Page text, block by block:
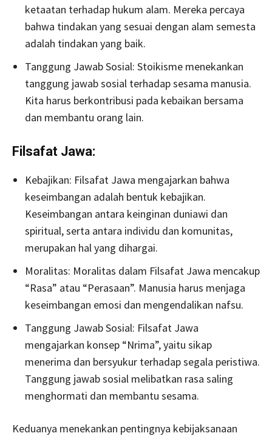
ketaatan terhadap hukum alam. Mereka percaya
bahwa tindakan yang sesuai dengan alam semesta
adalah tindakan yang baik.
Tanggung Jawab Sosial: Stoikisme menekankan
tanggung jawab sosial terhadap sesama manusia.
Kita harus berkontribusi pada kebaikan bersama
dan membantu orang lain.
Filsafat Jawa:
Kebajikan: Filsafat Jawa mengajarkan bahwa
keseimbangan adalah bentuk kebajikan.
Keseimbangan antara keinginan duniawi dan
spiritual, serta antara individu dan komunitas,
merupakan hal yang dihargai.
Moralitas: Moralitas dalam Filsafat Jawa mencakup
“Rasa” atau “Perasaan”. Manusia harus menjaga
keseimbangan emosi dan mengendalikan nafsu.
Tanggung Jawab Sosial: Filsafat Jawa
mengajarkan konsep “Nrima”, yaitu sikap
menerima dan bersyukur terhadap segala peristiwa.
Tanggung jawab sosial melibatkan rasa saling
menghormati dan membantu sesama.
Keduanya menekankan pentingnya kebijaksanaan